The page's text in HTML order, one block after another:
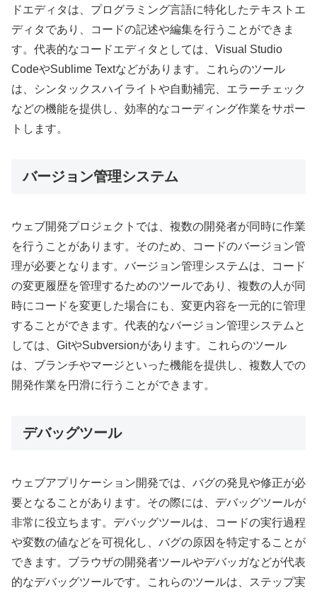
ドエディタは、プログラミング言語に特化したテキストエ
ディタであり、コードの記述や編集を行うことができま
す。代表的なコードエディタとしては、Visual Studio
CodeやSublime Textなどがあります。これらのツール
は、シンタックスハイライトや自動補完、エラーチェック
などの機能を提供し、効率的なコーディング作業をサポー
トします。
バージョン管理システム
ウェブ開発プロジェクトでは、複数の開発者が同時に作業
を行うことがあります。そのため、コードのバージョン管
理が必要となります。バージョン管理システムは、コード
の変更履歴を管理するためのツールであり、複数の人が同
時にコードを変更した場合にも、変更内容を一元的に管理
することができます。代表的なバージョン管理システムと
しては、GitやSubversionがあります。これらのツール
は、ブランチやマージといった機能を提供し、複数人での
開発作業を円滑に行うことができます。
デバッグツール
ウェブアプリケーション開発では、バグの発見や修正が必
要となることがあります。その際には、デバッグツールが
非常に役立ちます。デバッグツールは、コードの実行過程
や変数の値などを可視化し、バグの原因を特定することが
できます。ブラウザの開発者ツールやデバッガなどが代表
的なデバッグツールです。これらのツールは、ステップ実